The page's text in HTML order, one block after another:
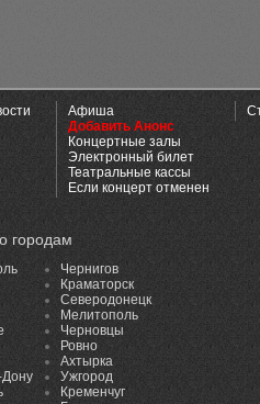
Афиша
Добавить Анонс
Концертные залы
Электронный билет
Театральные кассы
Если концерт отменен
городам
Дону
Чернигов
Краматорск
Северодонецк
Мелитополь
Черновцы
Ровно
Ахтырка
Ужгород
Кременчуг